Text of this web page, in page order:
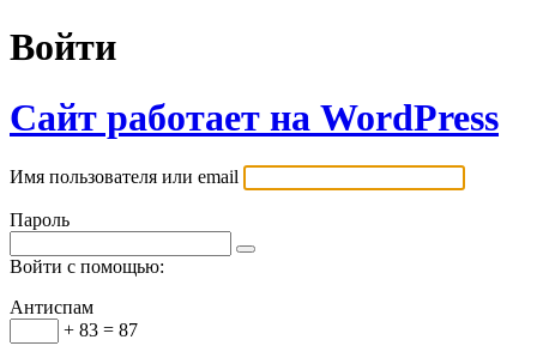
Войти
Сайт работает на WordPress
Имя пользователя или email
Пароль
Войти с помощью:
Антиспам
+ 83 = 87